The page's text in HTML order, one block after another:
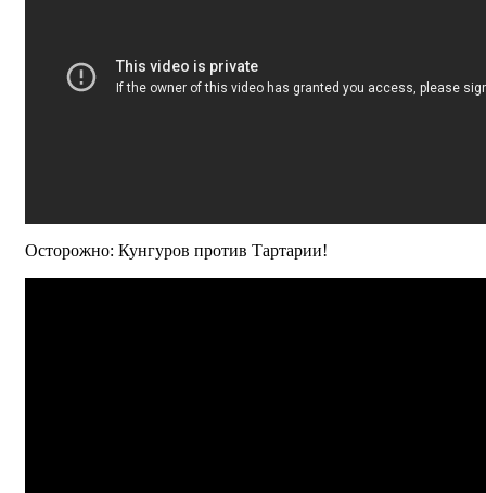
Осторожно: Кунгуров против Тартарии!